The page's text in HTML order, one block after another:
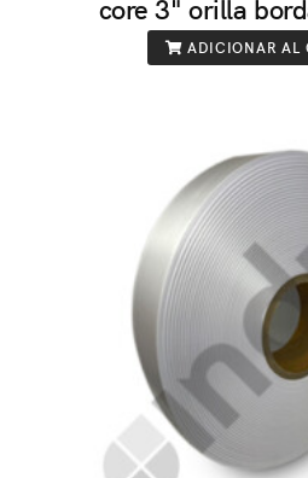
core 3" orilla
ADICIONAR AL